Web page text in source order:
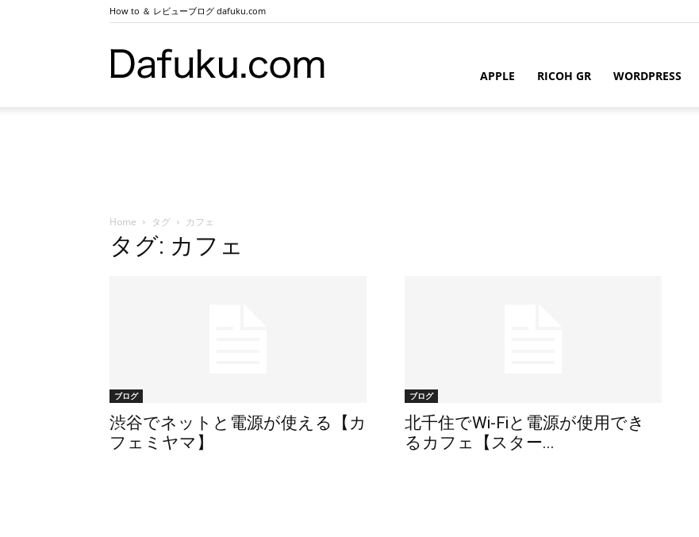
How to ＆ レビューブログ dafuku.com
APPLE RICOH GR WORDPRESS
Home タグ カフェ
タグ: カフェ
ブログ
渋谷でネットと電源が使える【カ
フェミヤマ】
ブログ
北千住でWi-Fiと電源が使用でき
るカフェ【スター...